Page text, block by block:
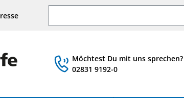
Möchtest Du mit uns sprechen?
02831 9192-0